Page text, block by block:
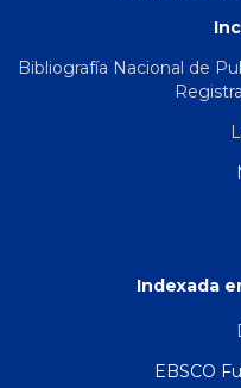
Bibliografía Nacional de
Indexada
EBSCO